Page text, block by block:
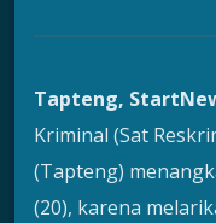
Tapteng,
Kriminal (Sat
(Tapteng)
(20), karena